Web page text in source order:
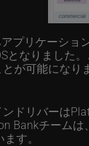
プリケーショ
となりました
が可能になり
ドリバーは
Bankチーム
す。